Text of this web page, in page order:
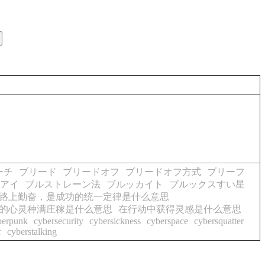
チ ブリード ブリードオフ ブリードオフ方式
ブリーフ
イ ブルストレーン法 ブルッカイト
ブルックスすい星
上勤奋，是成功的统一定律是什么意思
心灵种满庄稼是什么意思
在行动中获得灵感是什么意思
cybersecurity cybersickness cyberspace cybersquatter
cyberstalking